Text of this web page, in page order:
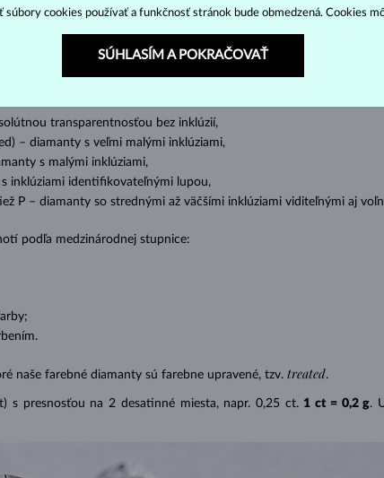
oslnivý lesk. Najobľúbenejší je výbrus guľatý, tzv. briliant
.
alebo trojboký výbrus s ostrými rohmi, populárny najmä u
tzv. inkluzií čiže vnútorných nedokonalostí diamantu:
transparentnosťou bez inklúzií,
– diamanty s veľmi malými inklúziami,
s malými inklúziami,
inklúziami identifikovateľnými lupou,
P – diamanty so strednými až väčšími inklúziami viditeľnými aj
podľa medzinárodnej stupnice:
naše farebné diamanty sú farebne upravené, tzv. treated.
s presnosťou na 2 desatinné miesta, napr. 0,25 ct. 1 ct = 0,2 g.
súbory cookies používať a funkčnosť stránok bude obmedzená. Cookies
SÚHLASÍM A POKRAČOVAŤ